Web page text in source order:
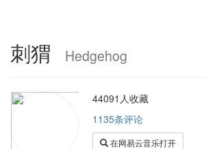
刺猬 Hedgehog
44091人收藏
1135条评论
在网易云音乐打开